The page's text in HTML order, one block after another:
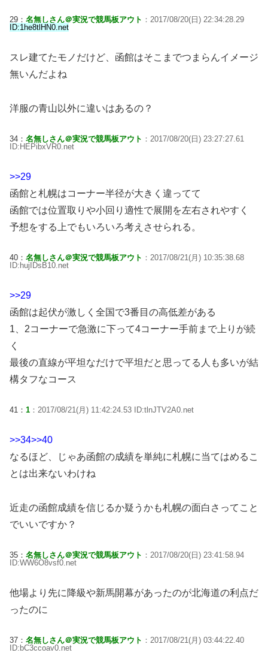
29： 名無しさん＠実況で競馬板アウト ：2017/08/20(日) 22:34:28.29
ID:1he8tlHN0.net
スレ建てたモノだけど、函館はそこまでつまらんイメージ
無いんだよね
洋服の青山以外に違いはあるの？
34： 名無しさん＠実況で競馬板アウト ：2017/08/20(日) 23:27:27.61
ID:HEPibxVR0.net
>>29
函館と札幌はコーナー半径が大きく違ってて
函館では位置取りや小回り適性で展開を左右されやすく
予想をする上でもいろいろ考えさせられる。
40： 名無しさん＠実況で競馬板アウト ：2017/08/21(月) 10:35:38.68
ID:hujIDsB10.net
>>29
函館は起伏が激しく全国で3番目の高低差がある
1、2コーナーで急激に下って4コーナー手前まで上りが続
く
最後の直線が平坦なだけで平坦だと思ってる人も多いが結
構タフなコース
41： 1 ：2017/08/21(月) 11:42:24.53 ID:tlnJTV2A0.net
>>34>>40
なるほど、じゃあ函館の成績を単純に札幌に当てはめるこ
とは出来ないわけね
近走の函館成績を信じるか疑うかも札幌の面白さってこと
でいいですか？
35： 名無しさん＠実況で競馬板アウト ：2017/08/20(日) 23:41:58.94
ID:WW6O8vsf0.net
他場より先に降級や新馬開幕があったのが北海道の利点だ
ったのに
37： 名無しさん＠実況で競馬板アウト ：2017/08/21(月) 03:44:22.40
ID:bC3ccoav0.net